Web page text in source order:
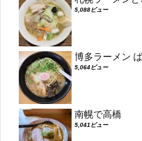
5,088ビュー
博多ラーメン
5,064ビュー
南幌で高橋
5,041ビュー